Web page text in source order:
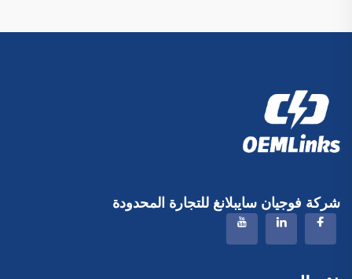
شركة فوجيان سايبلانغ للتجارة المحدودة